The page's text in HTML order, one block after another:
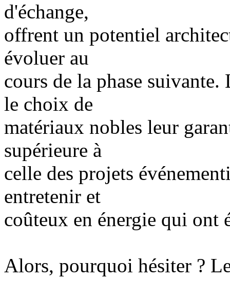
d'échange,
offrent un potentiel
évoluer au
cours de la phase
le choix de
matériaux nobles leur
supérieure à
celle des projets
entretenir et
coûteux en énergie qui ont
Alors, pourquoi hésiter ?